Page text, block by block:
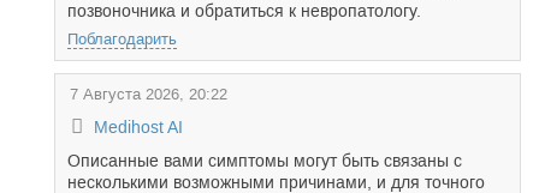
позвоночника и обратиться к невропатологу.
Поблагодарить
7 Августа 2026, 20:22
Medihost AI
Описанные вами симптомы могут быть связаны с
несколькими возможными причинами, и для точного